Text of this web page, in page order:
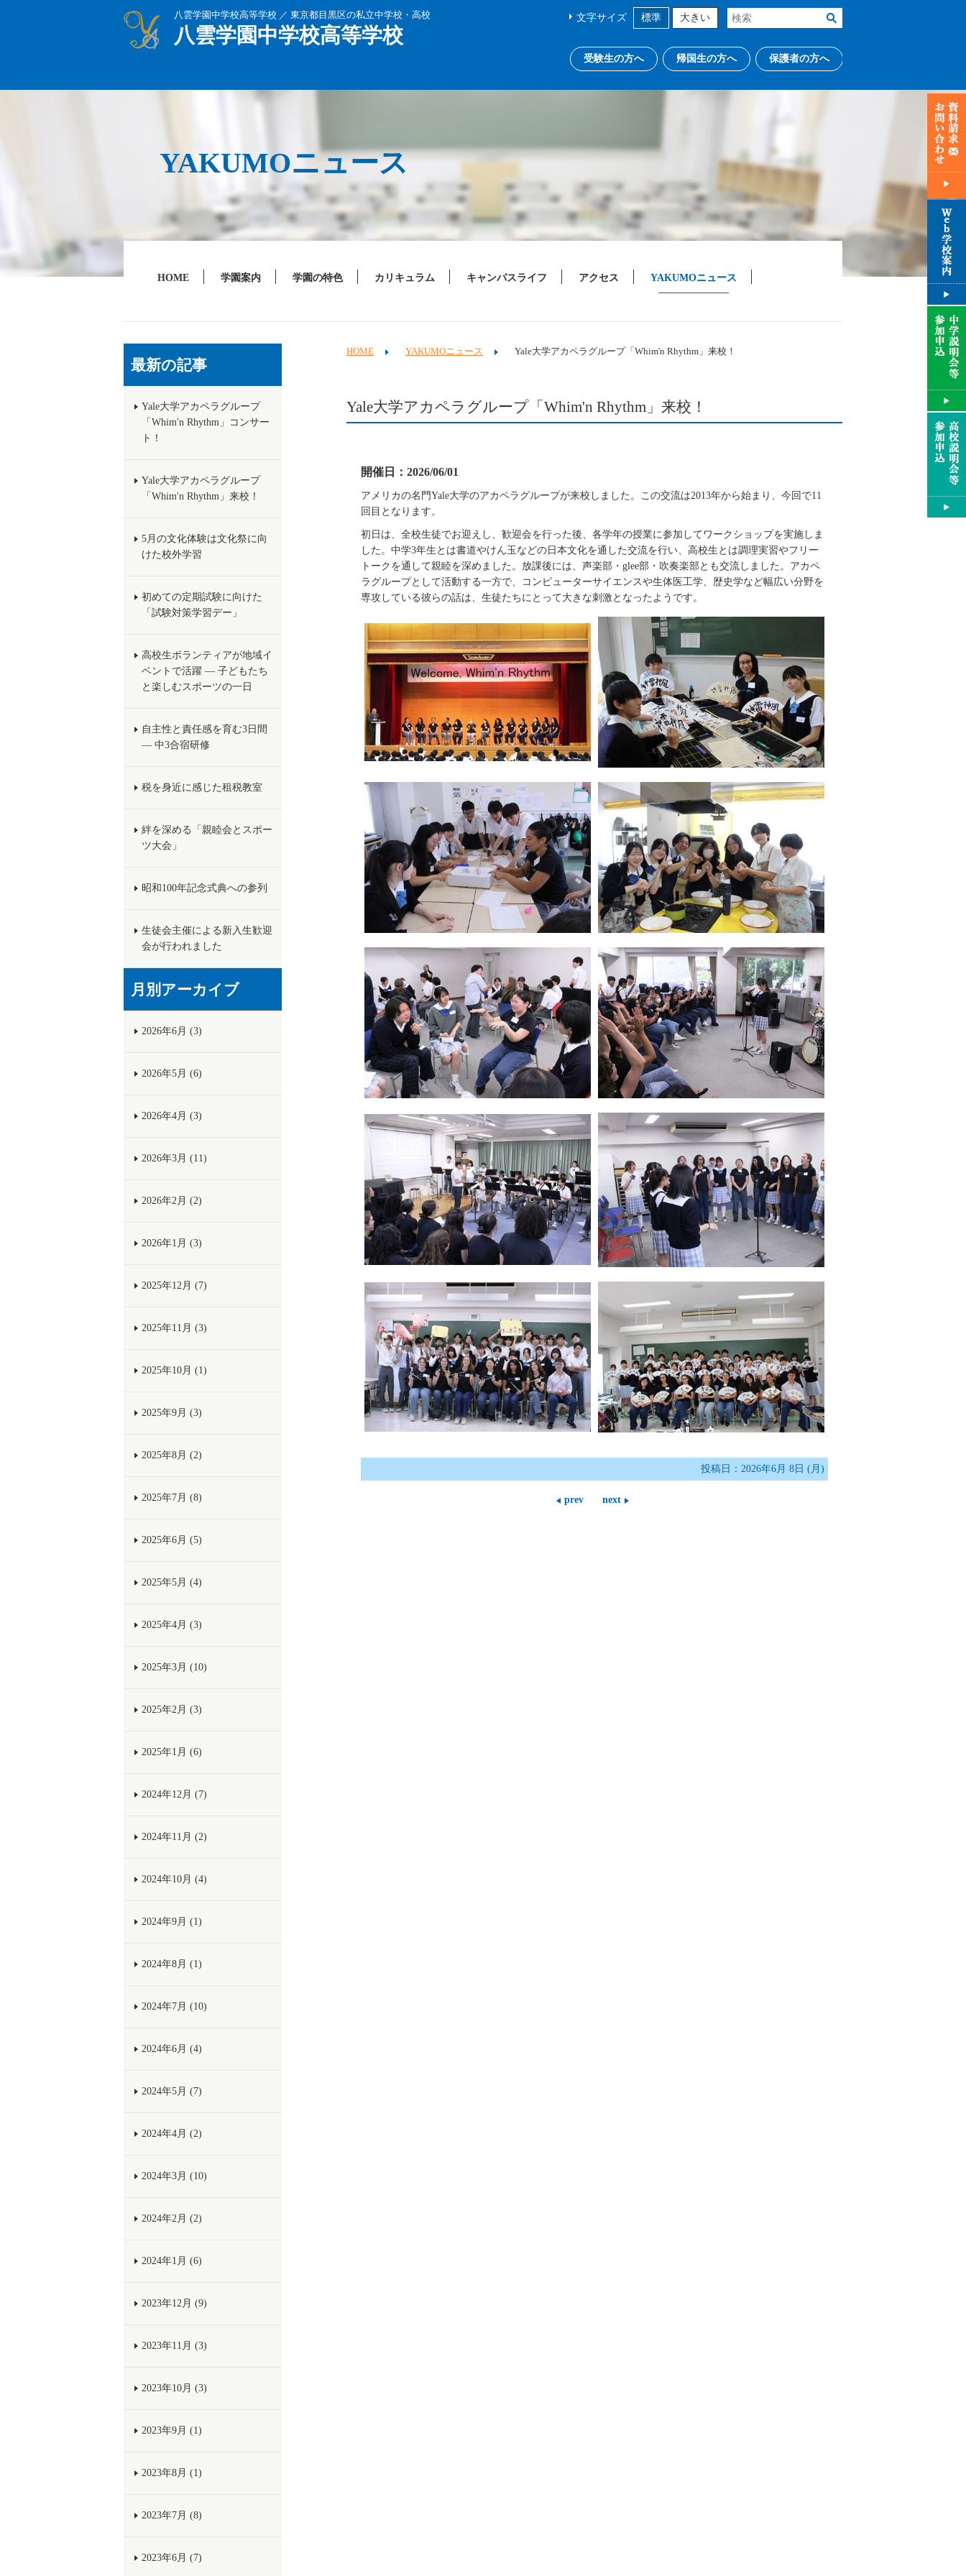
八雲学園中学校高等学校 ／ 東京都目黒区の私立中学校・高校
八雲学園中学校高等学校
文字サイズ 標準 大きい
受験生の方へ 帰国生の方へ 保護者の方へ
YAKUMOニュース
HOME 学園案内 学園の特色 カリキュラム キャンパスライフ アクセス YAKUMOニュース
HOME YAKUMOニュース Yale大学アカペラグループ「Whim'n Rhythm」来校！
Yale大学アカペラグループ「Whim'n Rhythm」来校！
開催日：2026/06/01
アメリカの名門Yale大学のアカペラグループが来校しました。この交流は2013年から始まり、今回で11
回目となります。
初日は、 全校生徒でお迎えし、歓迎会を行った後、各学年の授業に参加してワークショップを実施しま
した。中学3年生とは書道やけん玉などの日本文化を通した交流を行い、高校生とは調理実習やフリー
トークを通して親睦を深めました。放課後には、声楽部・glee部・吹奏楽部とも交流しました。アカペ
ラグループとして活動する一方で、コンピューターサイエンスや生体医工学、歴史学など幅広い分野を
専攻している彼らの話は、生徒たちにとって大きな刺激となったようです。
投稿日：2026年6月 8日 (月)
prev next
最新の記事
Yale大学アカペラグループ
「Whim'n Rhythm」コンサー
ト！
Yale大学アカペラグループ
「Whim'n Rhythm」来校！
5月の文化体験は文化祭に向
けた校外学習
初めての定期試験に向けた
「試験対策学習デー」
高校生ボランティアが地域イ
ベントで活躍 ― 子どもたち
と楽しむスポーツの一日
自主性と責任感を育む3日間
― 中3合宿研修
税を身近に感じた租税教室
絆を深める「親睦会とスポー
ツ大会」
昭和100年記念式典への参列
生徒会主催による新入生歓迎
会が行われました
月別アーカイブ
2026年6月 (3)
2026年5月 (6)
2026年4月 (3)
2026年3月 (11)
2026年2月 (2)
2026年1月 (3)
2025年12月 (7)
2025年11月 (3)
2025年10月 (1)
2025年9月 (3)
2025年8月 (2)
2025年7月 (8)
2025年6月 (5)
2025年5月 (4)
2025年4月 (3)
2025年3月 (10)
2025年2月 (3)
2025年1月 (6)
2024年12月 (7)
2024年11月 (2)
2024年10月 (4)
2024年9月 (1)
2024年8月 (1)
2024年7月 (10)
2024年6月 (4)
2024年5月 (7)
2024年4月 (2)
2024年3月 (10)
2024年2月 (2)
2024年1月 (6)
2023年12月 (9)
2023年11月 (3)
2023年10月 (3)
2023年9月 (1)
2023年8月 (1)
2023年7月 (8)
2023年6月 (7)